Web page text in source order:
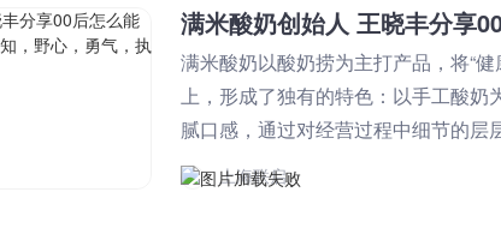
满米酸奶以酸奶捞为主打产品，将“
上，形成了独有的特色：以手工酸奶
腻口感，通过对经营过程中细节的
上海联启